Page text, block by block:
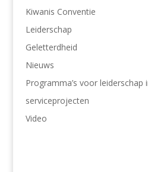
Kiwanis Conventie
Leiderschap
Geletterdheid
Nieuws
Programma’s voor
serviceprojecten
Video